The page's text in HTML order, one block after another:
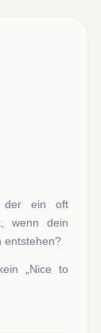
der ein oft
wenn dein
entstehen?
„Nice to